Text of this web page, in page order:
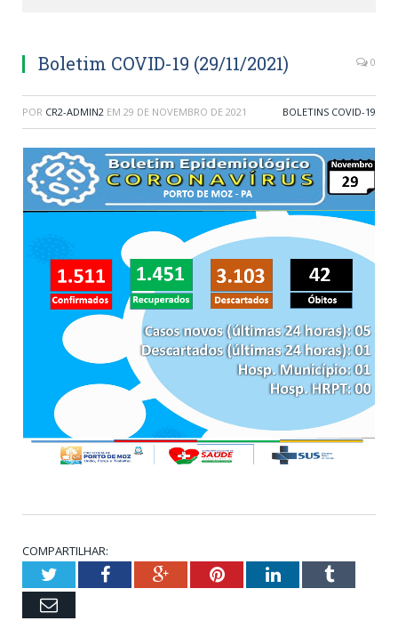
Boletim COVID-19 (29/11/2021) 0
POR CR2-ADMIN2 EM 29 DE NOVEMBRO DE 2021 BOLETINS COVID-19
COMPARTILHAR:
TwitterFacebookGoogle+PinterestLinkedInTumblr
Email